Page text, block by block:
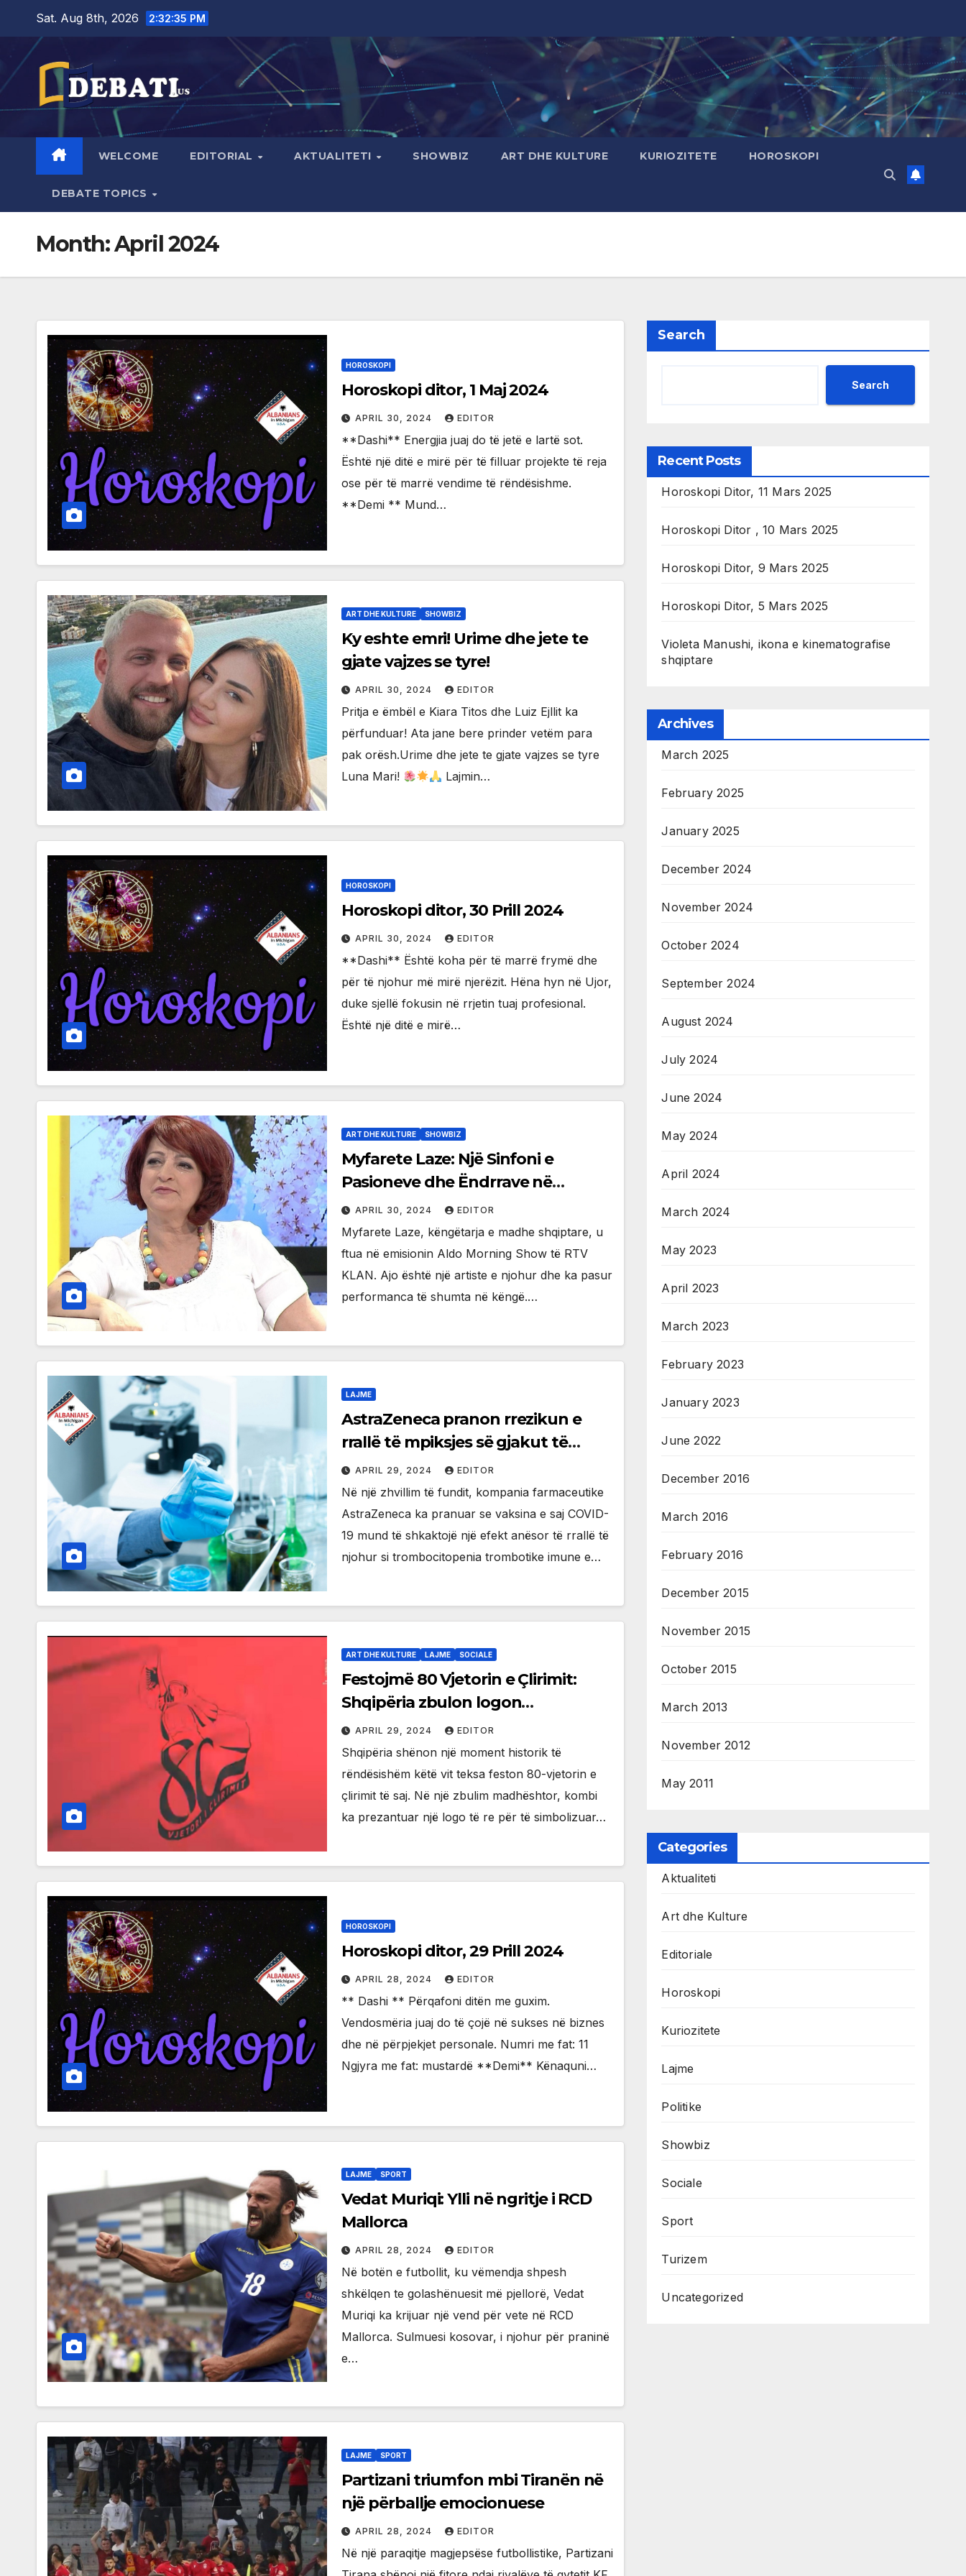
content
Sat. Aug 8th, 2026 2:32:36 PM
WELCOME EDITORIAL AKTUALITETI SHOWBIZ ART DHE KULTURE KURIOZITETE HOROSKOPI
DEBATE TOPICS
Month:April 2024
HOROSKOPI
Horoskopi ditor, 1 Maj 2024
APRIL 30, 2024 EDITOR
**Dashi** Energjia juaj do të jetë e lartë sot.
Është një ditë e mirë për të filluar projekte të reja
ose për të marrë vendime të rëndësishme.
**Demi ** Mund…
ART DHE KULTURE SHOWBIZ
Ky eshte emri! Urime dhe jete te
gjate vajzes se tyre!
APRIL 30, 2024 EDITOR
Pritja e ëmbël e Kiara Titos dhe Luiz Ejllit ka
përfunduar! Ata jane bere prinder vetëm para
pak orësh.Urime dhe jete te gjate vajzes se tyre
Luna Mari!
Lajmin…
HOROSKOPI
Horoskopi ditor, 30 Prill 2024
APRIL 30, 2024 EDITOR
**Dashi** Është koha për të marrë frymë dhe
për të njohur më mirë njerëzit. Hëna hyn në Ujor,
duke sjellë fokusin në rrjetin tuaj profesional.
Është një ditë e mirë…
ART DHE KULTURE SHOWBIZ
Myfarete Laze: Një Sinfoni e
Pasioneve dhe Ëndrrave në
Muzikën Shqiptare
APRIL 30, 2024 EDITOR
Myfarete Laze, këngëtarja e madhe shqiptare, u
ftua në emisionin Aldo Morning Show të RTV
KLAN. Ajo është një artiste e njohur dhe ka pasur
performanca të shumta në këngë.…
LAJME
AstraZeneca pranon rrezikun e
rrallë të mpiksjes së gjakut të
lidhur me vaksinën COVID-19
APRIL 29, 2024 EDITOR
Në një zhvillim të fundit, kompania farmaceutike
AstraZeneca ka pranuar se vaksina e saj COVID-
19 mund të shkaktojë një efekt anësor të rrallë të
njohur si trombocitopenia trombotike imune e…
ART DHE KULTURE LAJME SOCIALE
Festojmë 80 Vjetorin e Çlirimit:
Shqipëria zbulon logon
përkujtimore
APRIL 29, 2024 EDITOR
Shqipëria shënon një moment historik të
rëndësishëm këtë vit teksa feston 80-vjetorin e
çlirimit të saj. Në një zbulim madhështor, kombi
ka prezantuar një logo të re për të simbolizuar…
HOROSKOPI
Horoskopi ditor, 29 Prill 2024
APRIL 28, 2024 EDITOR
** Dashi ** Përqafoni ditën me guxim.
Vendosmëria juaj do të çojë në sukses në biznes
dhe në përpjekjet personale. Numri me fat: 11
Ngjyra me fat: mustardë **Demi** Kënaquni…
LAJME SPORT
Vedat Muriqi: Ylli në ngritje i RCD
Mallorca
APRIL 28, 2024 EDITOR
Në botën e futbollit, ku vëmendja shpesh
shkëlqen te golashënuesit më pjellorë, Vedat
Muriqi ka krijuar një vend për vete në RCD
Mallorca. Sulmuesi kosovar, i njohur për praninë
e…
LAJME SPORT
Partizani triumfon mbi Tiranën në
një përballje emocionuese
APRIL 28, 2024 EDITOR
Në një paraqitje magjepsëse futbollistike, Partizani
Search
Search
Recent Posts
Horoskopi Ditor, 11 Mars 2025
Horoskopi Ditor , 10 Mars 2025
Horoskopi Ditor, 9 Mars 2025
Horoskopi Ditor, 5 Mars 2025
Violeta Manushi, ikona e kinematografise
shqiptare
Archives
March 2025
February 2025
January 2025
December 2024
November 2024
October 2024
September 2024
August 2024
July 2024
June 2024
May 2024
April 2024
March 2024
May 2023
April 2023
March 2023
February 2023
January 2023
June 2022
December 2016
March 2016
February 2016
December 2015
November 2015
October 2015
March 2013
November 2012
May 2011
Categories
Aktualiteti
Art dhe Kulture
Editoriale
Horoskopi
Kuriozitete
Lajme
Politike
Showbiz
Sociale
Sport
Turizem
Uncategorized